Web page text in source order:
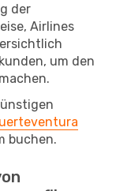
der
Airlines
um den
buchen.